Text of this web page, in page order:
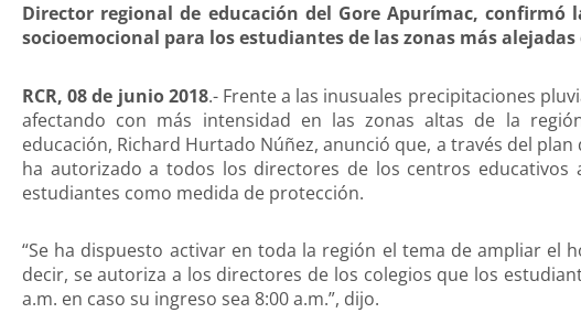
Director regional de educación del Gore Apurímac,
socioemocional para los estudiantes de las zonas más alejadas
RCR, 08 de junio 2018.- Frente a las inusuales precipitaciones
afectando con más intensidad en las zonas altas de la
educación, Richard Hurtado Núñez, anunció que, a través del
ha autorizado a todos los directores de los centros
estudiantes como medida de protección.
“Se ha dispuesto activar en toda la región el tema de ampliar el
decir, se autoriza a los directores de los colegios que los
a.m. en caso su ingreso sea 8:00 a.m.”, dijo.